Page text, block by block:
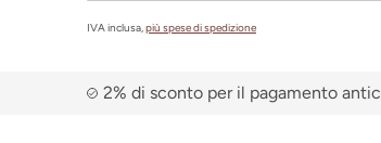
IVA inclusa,più spese di spedizione
2% di sconto per il pagamento